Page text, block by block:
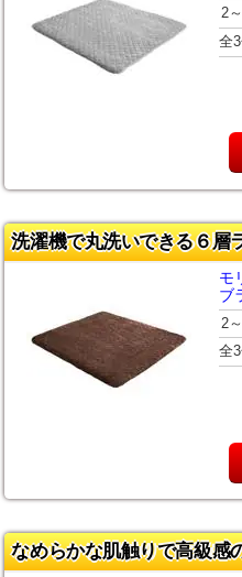
2
全
洗濯機で丸洗いできる６層
モ
ブ
2
全
なめらかな肌触りで高級感